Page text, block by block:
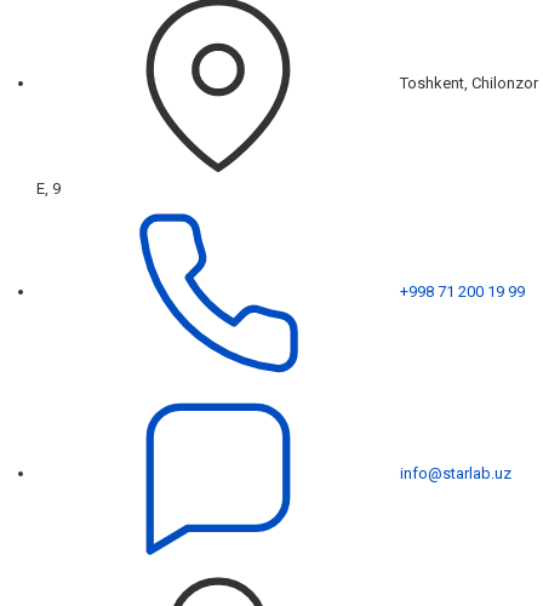
Toshkent, Chilonzor
E, 9
+998 71 200 19 99
info@starlab.uz